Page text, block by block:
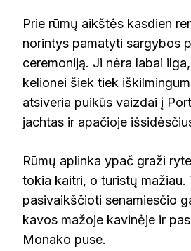
Prie rūmų aikštės kasdien
norintys pamatyti sargybos
ceremoniją. Ji nėra labai
kelionei šiek tiek
atsiveria puikūs vaizdai į
jachtas ir apačioje
Rūmų aplinka ypač graži
tokia kaitri, o turistų mažiau.
pasivaikščioti senamiesčio
kavos mažoje kavinėje ir
Monako puse.